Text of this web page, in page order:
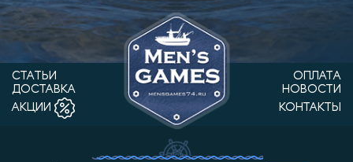
СТАТЬИ
ОПЛАТА
ДОСТАВКА
НОВОСТИ
АКЦИИ
КОНТАКТЫ